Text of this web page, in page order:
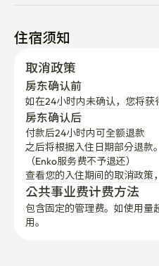
住宿须知
取消政策
房东确认前
如在24小时内未确认，您将获
房东确认后
付款后24小时内可全额退款
之后将根据入住日期部分退款。
（Enko服务费不予退还）
查看您的入住期间的取消政策
公共事业费计费方法
包含固定的管理费。如使用量
用。